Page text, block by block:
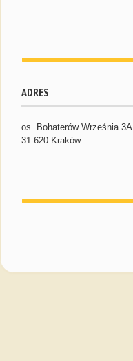
ADRES
os. Bohaterów Września 3A
31-620 Kraków